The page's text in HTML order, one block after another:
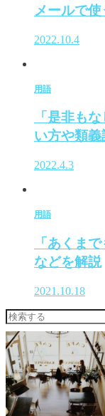
メールで
2022.10.4
用語
「是非も
い方や類
2022.4.3
用語
「あくま
などを解説
2021.10.18